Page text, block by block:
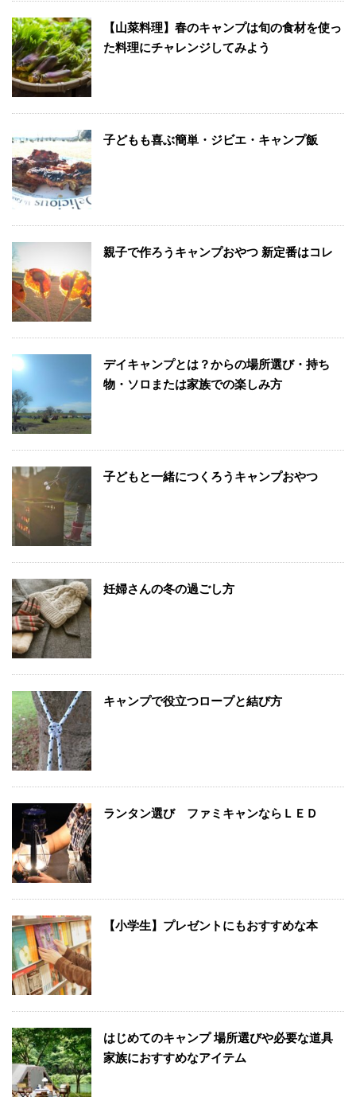
【山菜料理】春のキャンプは旬の食材を使っ
た料理にチャレンジしてみよう
子どもも喜ぶ簡単・ジビエ・キャンプ飯
親子で作ろうキャンプおやつ 新定番はコレ
デイキャンプとは？からの場所選び・持ち
物・ソロまたは家族での楽しみ方
子どもと一緒につくろうキャンプおやつ
妊婦さんの冬の過ごし方
キャンプで役立つロープと結び方
ランタン選び ファミキャンならＬＥＤ
【小学生】プレゼントにもおすすめな本
はじめてのキャンプ 場所選びや必要な道具
家族におすすめなアイテム